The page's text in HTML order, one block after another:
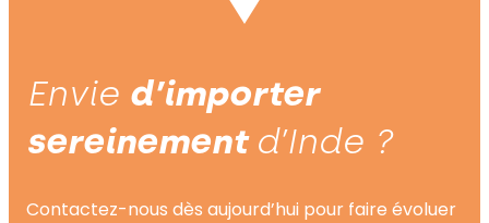
Envie d’importer
sereinement d’Inde ?
Contactez-nous dès aujourd’hui pour faire évoluer